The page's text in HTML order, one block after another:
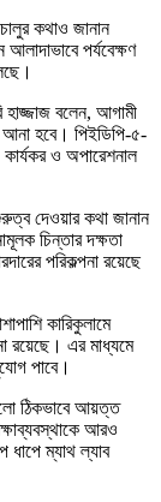
চালুর কথাও জানান
আলাদাভাবে পর্যবেক্ষণ
হাজ্জাজ বলেন, আগামী
হবে। পিইডিপি-৫-
ও অপারেশনাল
দেওয়ার কথা জানান
চিন্তার দক্ষতা
পরিকল্পনা রয়েছে
কারিকুলামে
রয়েছে। এর মাধ্যমে
পাবে।
ঠিকভাবে আয়ত্ত
আরও
ধাপে ম্যাথ ল্যাব